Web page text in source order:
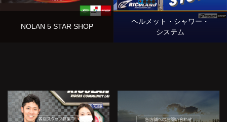
NOLAN 5 STAR SHOP
ヘルメット・シャワー・
システム